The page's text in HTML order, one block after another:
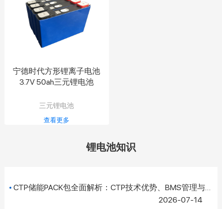
宁德时代方形锂离子电池
3.7V 50ah三元锂电池
三元锂电池
查看更多
锂电池知识
CTP储能PACK包全面解析：CTP技术优势、BMS管理与液冷储能系统指南
2026-07-14